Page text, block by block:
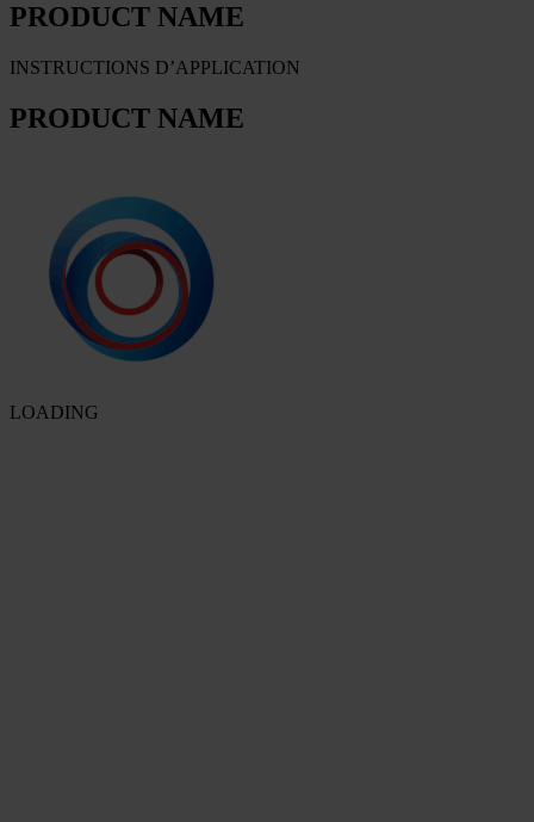
PRODUCT NAME
INSTRUCTIONS D’APPLICATION
PRODUCT NAME
LOADING